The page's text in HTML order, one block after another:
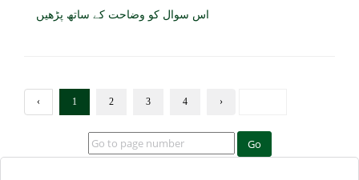
اس سوال کو وضاحت کے ساتھ پڑھیں
‹ 1 2 3 4 ›
Go